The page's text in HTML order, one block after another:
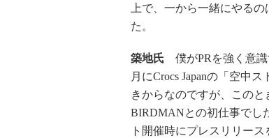
上で、一から一緒にやる
た。
築地氏 僕がPRを強く意識
月にCrocs Japanの「空中
きからなのですが、このと
BIRDMANとの初仕事でし
ト開催時にプレスリリー